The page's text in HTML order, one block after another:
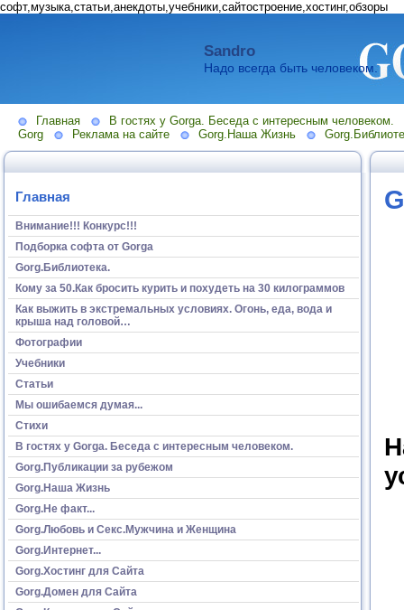
софт,музыка,статьи,анекдоты,учебники,сайтостроение,хостинг,обзоры
Sandro
Надо всегда быть человеком.
Главная
В гостях у Gorga. Беседа с интересным человеком.
Gorg
Реклама на сайте Gorg.Наша Жизнь
Главная
Внимание!!! Конкурс!!!
Подборка софта от Gorga
Gorg.Библиотека.
Кому за 50.Как бросить курить и похудеть на 30 килограммов
Как выжить в экстремальных условиях. Огонь, еда, вода и
крыша над головой…
Фотографии
Учебники
Статьи
Мы ошибаемся думая...
Стихи
В гостях у Gorga. Беседа с интересным человеком.
Gorg.Публикации за рубежом
Gorg.Наша Жизнь
Gorg.Не факт...
Gorg.Любовь и Секс.Мужчина и Женщина
Gorg.Интернет...
Gorg.Хостинг для Сайта
Gorg.Домен для Сайта